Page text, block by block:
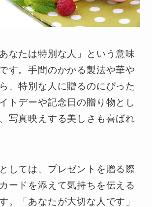
なたは特別な人」という意味
す。手間のかかる製法や華や
、特別な人に贈るのにぴった
トデーや記念日の贈り物とし
写真映えする美しさも喜ばれ
しては、プレゼントを贈る際
ードを添えて気持ちを伝える
。「あなたが大切な人です」